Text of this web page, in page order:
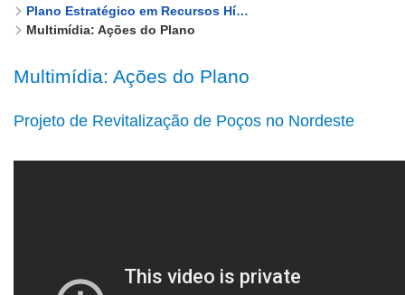
Plano Estratégico em Recursos Hídricos no Nordeste Brasileiro
Multimídia: Ações do Plano
Multimídia: Ações do Plano
Projeto de Revitalização de Poços no Nordeste